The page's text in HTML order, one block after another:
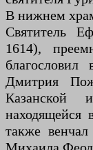
В нижнем
Святитель
1614),
Дмитрия
Казанской
находящейся
также